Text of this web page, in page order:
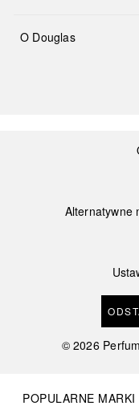
O Douglas
Alternatywne
©2026
POPULARNE MARKI